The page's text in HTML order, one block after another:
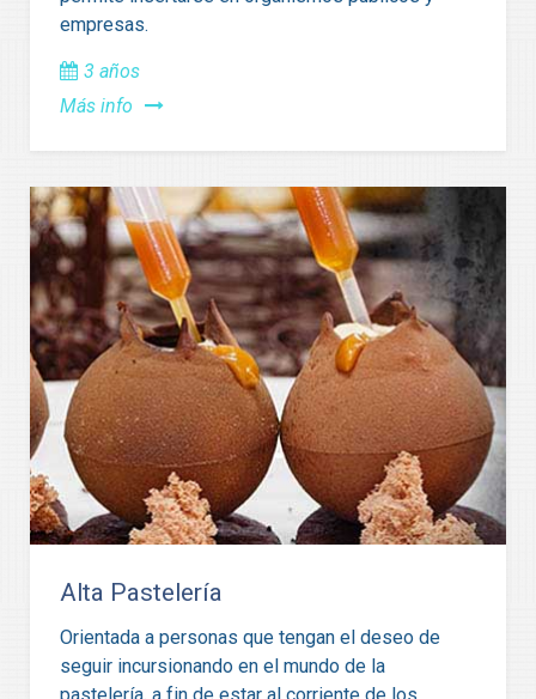
empresas.
3 años
Más info
Alta Pastelería
Orientada a personas que tengan el deseo de
seguir incursionando en el mundo de la